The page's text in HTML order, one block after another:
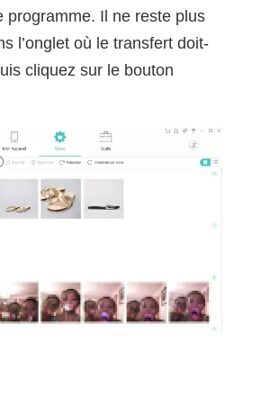
programme. Il ne reste plus
l’onglet où le transfert doit-
cliquez sur le bouton